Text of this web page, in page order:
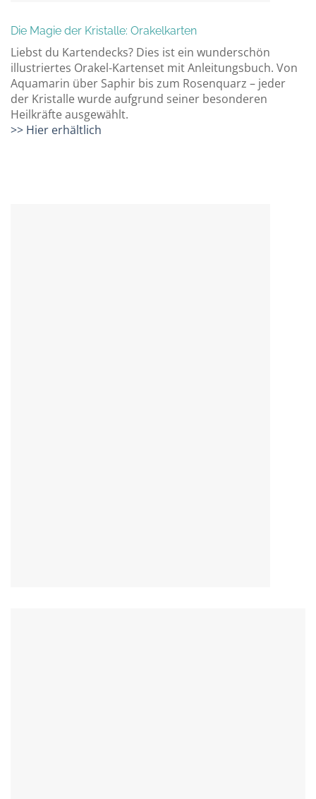
Die Magie der Kristalle: Orakelkarten
Liebst du Kartendecks? Dies ist ein wunderschön
illustriertes Orakel-Kartenset mit Anleitungsbuch. Von
Aquamarin über Saphir bis zum Rosenquarz – jeder
der Kristalle wurde aufgrund seiner besonderen
Heilkräfte ausgewählt.
>> Hier erhältlich